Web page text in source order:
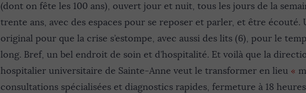
(dont on fête les 100 ans), ouvert jour et nuit, tous les jours de la
trente ans, avec des espaces pour se reposer et parler, et être écouté.
original pour que la crise s’estompe, avec aussi des lits (6), pour le
long. Bref, un bel endroit de soin et d’hospitalité. Et voilà que la
hospitalier universitaire de Sainte-Anne veut le transformer en lieu «
consultations spécialisées et diagnostics rapides, fermeture à 18